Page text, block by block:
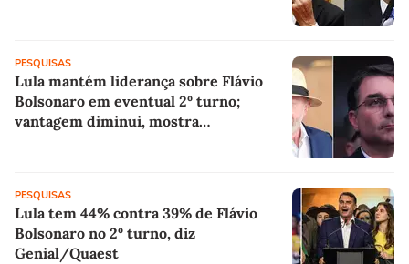
PESQUISAS
Lula mantém liderança sobre Flávio
Bolsonaro em eventual 2º turno;
vantagem diminui, mostra
PESQUISAS
Lula tem 44% contra 39% de Flávio
Bolsonaro no 2º turno, diz
Genial/Quaest